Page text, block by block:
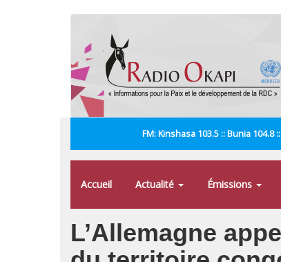
FM: Kinshasa 103.5 :: Bunia 104.8
Accueil Actualité Émissions
L’Allemagne